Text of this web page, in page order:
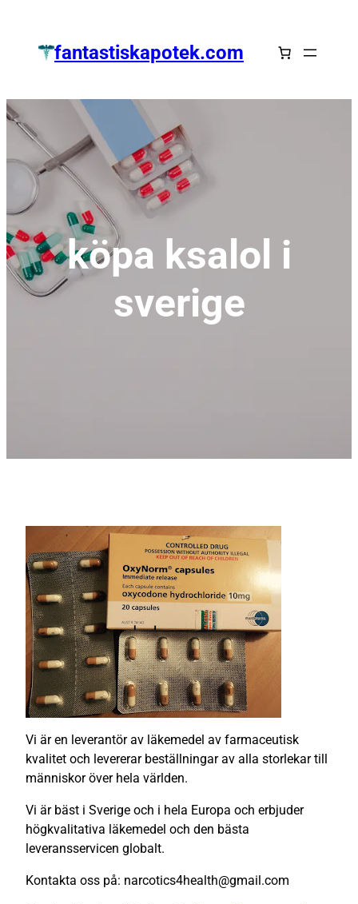
springenfantastiskapotek.com
köpa ksalol i
sverige
Vi är en leverantör av läkemedel av farmaceutisk
kvalitet och levererar beställningar av alla storlekar till
människor över hela världen.
Vi är bäst i Sverige och i hela Europa och erbjuder
högkvalitativa läkemedel och den bästa
leveransservicen globalt.
Kontakta oss på: narcotics4health@gmail.com